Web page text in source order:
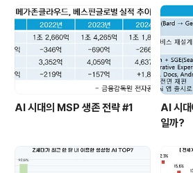
어제(7월 17일부터) 해당 사이트에 동영상 인터뷰가
되고 있다.혹시나 mobizen의 얼굴이 무척 궁금하
벅거리는 모습이 보고싶은 분은 Digieco에 방문하
다. 참고로, 동영상 인터뷰를 보..
AI 시대의 MSP 생존 전략 #1
AI 시
일까?